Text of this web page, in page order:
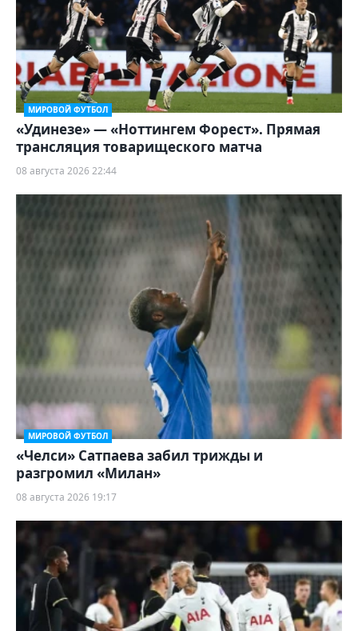
МИРОВОЙ ФУТБОЛ
«Удинезе» — «Ноттингем Форест». Прямая
трансляция товарищеского матча
08 августа 2026 22:44
МИРОВОЙ ФУТБОЛ
«Челси» Сатпаева забил трижды и
разгромил «Милан»
08 августа 2026 19:17